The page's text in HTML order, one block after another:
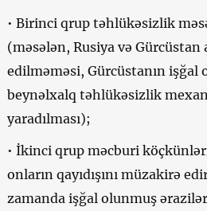
• Birinci qrup təhlükəsizlik
(məsələn, Rusiya və Gürcüstan
edilməməsi, Gürcüstanın işğal
beynəlxalq təhlükəsizlik
yaradılması);
• İkinci qrup məcburi
onların qayıdışını müzakirə
zamanda işğal olunmuş